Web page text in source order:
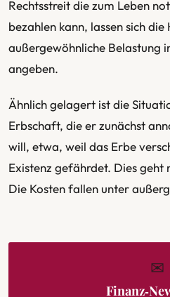
Rechtsstreit die zum Leben
bezahlen kann, lassen sich die
außergewöhnliche Belastung
angeben.
Ähnlich gelagert ist die
Erbschaft, die er zunächst
will, etwa, weil das Erbe
Existenz gefährdet. Dies geht
Die Kosten fallen unter
✉